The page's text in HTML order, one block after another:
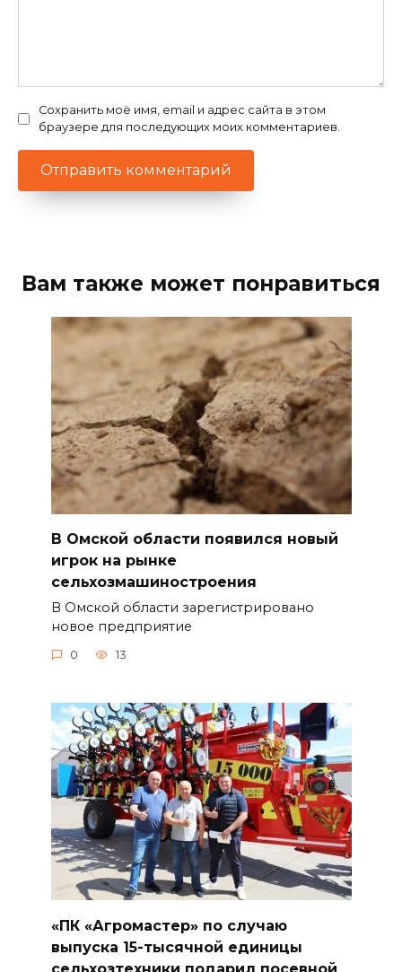
Сохранить моё имя, email и адрес сайта в этом
браузере для последующих моих комментариев.
Вам также может понравиться
В Омской области появился новый
игрок на рынке
сельхозмашиностроения
В Омской области зарегистрировано
новое предприятие
0 13
«ПК «Агромастер» по случаю
выпуска 15-тысячной единицы
сельхозтехники подарил посевной